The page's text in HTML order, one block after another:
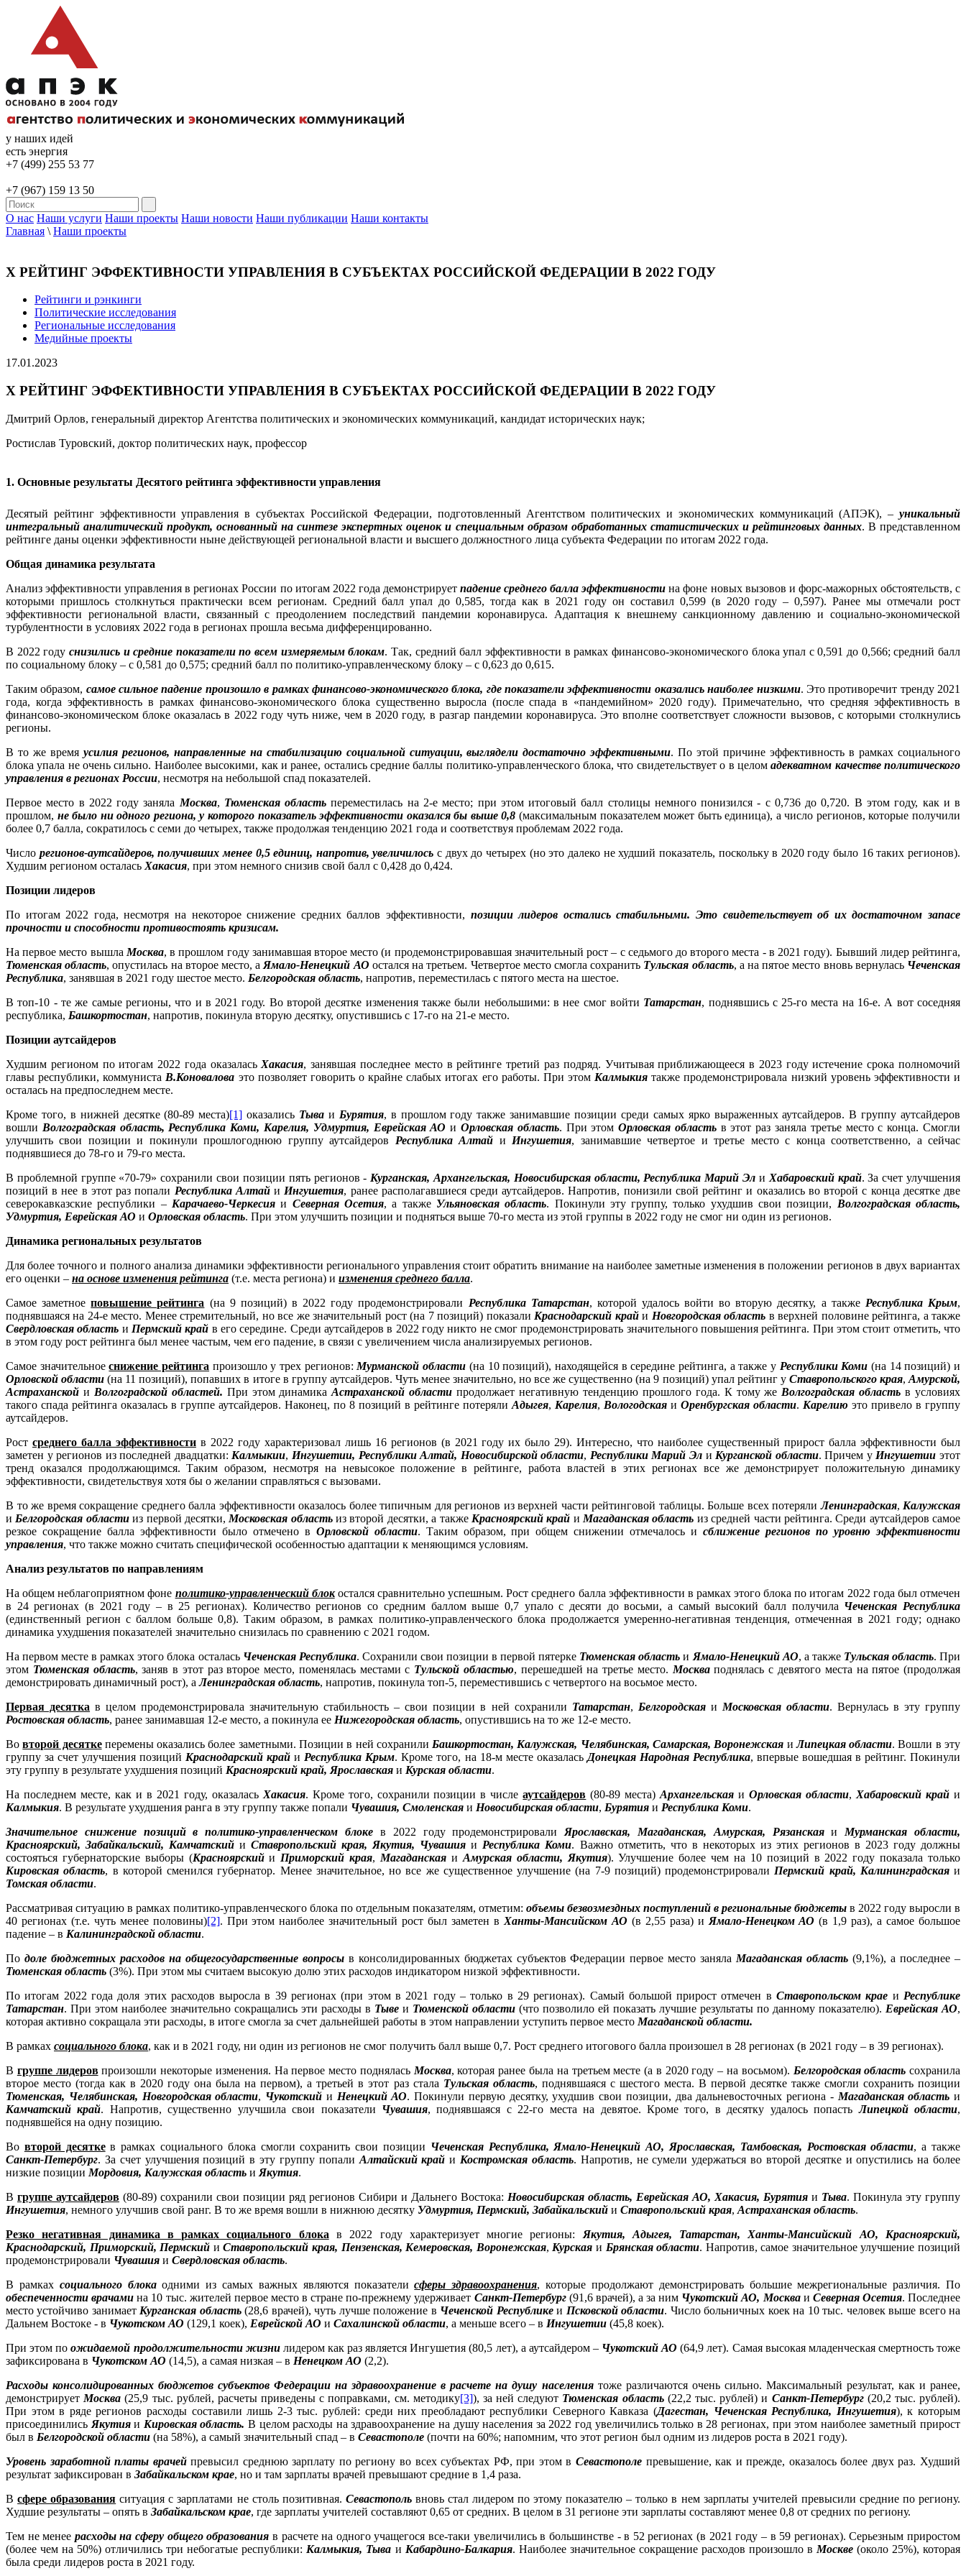
у наших идей
есть энергия
+7 (499) 255 53 77
+7 (967) 159 13 50
О нас Наши услуги Наши проекты Наши новости Наши публикации Наши контакты
Главная \ Наши проекты
Х РЕЙТИНГ ЭФФЕКТИВНОСТИ УПРАВЛЕНИЯ В СУБЪЕКТАХ РОССИЙСКОЙ ФЕДЕРАЦИИ В 2022 ГОДУ
Рейтинги и рэнкинги
Политические исследования
Региональные исследования
Медийные проекты
17.01.2023
Х РЕЙТИНГ ЭФФЕКТИВНОСТИ УПРАВЛЕНИЯ В СУБЪЕКТАХ РОССИЙСКОЙ ФЕДЕРАЦИИ В 2022 ГОДУ
Дмитрий Орлов, генеральный директор Агентства политических и экономических коммуникаций, кандидат исторических наук;
Ростислав Туровский, доктор политических наук, профессор
1. Основные результаты Десятого рейтинга эффективности управления
Десятый рейтинг эффективности управления в субъектах Российской Федерации, подготовленный Агентством политических и экономических коммуникаций (АПЭК), – уникальный
интегральный аналитический продукт, основанный на синтезе экспертных оценок и специальным образом обработанных статистических и рейтинговых данных. В представленном
рейтинге даны оценки эффективности ныне действующей региональной власти и высшего должностного лица субъекта Федерации по итогам 2022 года.
Общая динамика результата
Анализ эффективности управления в регионах России по итогам 2022 года демонстрирует падение среднего балла эффективностина фоне новых вызовов и форс-мажорных обстоятельств, с
которыми пришлось столкнуться практически всем регионам. Средний балл упал до 0,585, тогда как в 2021 году он составил 0,599 (в 2020 году – 0,597). Ранее мы отмечали рост
эффективности региональной власти, связанный с преодолением последствий пандемии коронавируса. Адаптация к внешнему санкционному давлению и социально-экономической
турбулентности в условиях 2022 года в регионах прошла весьма дифференцированно.
В 2022 году снизились и средние показатели по всем измеряемым блокам. Так, средний балл эффективности в рамках финансово-экономического блока упал с 0,591 до 0,566; средний балл
по социальному блоку – с 0,581 до 0,575; средний балл по политико-управленческому блоку – с 0,623 до 0,615.
Таким образом, самое сильное падение произошло в рамках финансово-экономического блока, где показатели эффективности оказались наиболее низкими. Это противоречит тренду 2021
года, когда эффективность в рамках финансово-экономического блока существенно выросла (после спада в «пандемийном» 2020 году). Примечательно, что средняя эффективность в
финансово-экономическом блоке оказалась в 2022 году чуть ниже, чем в 2020 году, в разгар пандемии коронавируса. Это вполне соответствует сложности вызовов, с которыми столкнулись
регионы.
В то же время усилия регионов, направленные на стабилизацию социальной ситуации, выглядели достаточно эффективными. По этой причине эффективность в рамках социального
блока упала не очень сильно. Наиболее высокими, как и ранее, остались средние баллы политико-управленческого блока, что свидетельствует о в целомадекватном качестве политического
управления в регионах России, несмотря на небольшой спад показателей.
Первое место в 2022 году заняла Москва, Тюменская областьпереместилась на 2-е место; при этом итоговый балл столицы немного понизился - с 0,736 до 0,720. В этом году, как и в
прошлом, не было ни одного региона, у которого показатель эффективности оказался бы выше 0,8 (максимальным показателем может быть единица), а число регионов, которые получили
более 0,7 балла, сократилось с семи до четырех, также продолжая тенденцию 2021 года и соответствуя проблемам 2022 года.
Число регионов-аутсайдеров, получивших менее 0,5 единиц, напротив, увеличилось с двух до четырех (но это далеко не худший показатель, поскольку в 2020 году было 16 таких регионов).
Худшим регионом осталась Хакасия, при этом немного снизив свой балл с 0,428 до 0,424.
Позиции лидеров
По итогам 2022 года, несмотря на некоторое снижение средних баллов эффективности, позиции лидеров остались стабильными. Это свидетельствует об их достаточном запасе
прочности и способности противостоять кризисам.
На первое место вышла Москва, в прошлом году занимавшая второе место (и продемонстрировавшая значительный рост – с седьмого до второго места - в 2021 году). Бывший лидер рейтинга,
Тюменская область, опустилась на второе место, а Ямало-Ненецкий АО остался на третьем. Четвертое место смогла сохранить Тульская область, а на пятое место вновь вернулась Чеченская
Республика, занявшая в 2021 году шестое место. Белгородская область, напротив, переместилась с пятого места на шестое.
В топ-10 - те же самые регионы, что и в 2021 году. Во второй десятке изменения также были небольшими: в нее смог войти Татарстан, поднявшись с 25-го места на 16-е. А вот соседняя
республика, Башкортостан, напротив, покинула вторую десятку, опустившись с 17-го на 21-е место.
Позиции аутсайдеров
Худшим регионом по итогам 2022 года оказалась Хакасия, занявшая последнее место в рейтинге третий раз подряд. Учитывая приближающееся в 2023 году истечение срока полномочий
главы республики, коммуниста В.Коновалова это позволяет говорить о крайне слабых итогах его работы. При этом Калмыкия также продемонстрировала низкий уровень эффективности и
осталась на предпоследнем месте.
Кроме того, в нижней десятке (80-89 места)[1] оказались Тыва и Бурятия, в прошлом году также занимавшие позиции среди самых ярко выраженных аутсайдеров. В группу аутсайдеров
вошли Волгоградская область, Республика Коми, Карелия, Удмуртия, Еврейская АО и Орловская область. При этомОрловская областьв этот раз заняла третье место с конца. Смогли
улучшить свои позиции и покинули прошлогоднюю группу аутсайдеров Республика Алтай и Ингушетия, занимавшие четвертое и третье место с конца соответственно, а сейчас
поднявшиеся до 78-го и 79-го места.
В проблемной группе «70-79» сохранили свои позиции пять регионов - Курганская, Архангельская, Новосибирская области, Республика Марий Эл и Хабаровский край. За счет улучшения
позиций в нее в этот раз попали Республика Алтайи Ингушетия, ранее располагавшиеся среди аутсайдеров. Напротив, понизили свой рейтинг и оказались во второй с конца десятке две
северокавказские республики – Карачаево-Черкесияи Северная Осетия, а также Ульяновская область. Покинули эту группу, только ухудшив свои позиции, Волгоградская область,
Удмуртия, Еврейская АО и Орловская область. При этом улучшить позиции и подняться выше 70-го места из этой группы в 2022 году не смог ни один из регионов.
Динамика региональных результатов
Для более точного и полного анализа динамики эффективности регионального управления стоит обратить внимание на наиболее заметные изменения в положении регионов в двух вариантах
его оценки – на основе изменения рейтинга (т.е. места региона) и изменения среднего балла.
Самое заметноеповышение рейтинга (на 9 позиций) в 2022 году продемонстрировали Республика Татарстан, которой удалось войти во вторую десятку, а также Республика Крым,
поднявшаяся на 24-е место. Менее стремительный, но все же значительный рост (на 7 позиций) показали Краснодарский крайи Новгородская область в верхней половине рейтинга, а также
Свердловская область и Пермский край в его середине. Среди аутсайдеров в 2022 году никто не смог продемонстрировать значительного повышения рейтинга. При этом стоит отметить, что
в этом году рост рейтинга был менее частым, чем его падение, в связи с увеличением числа анализируемых регионов.
Самое значительноеснижение рейтинга произошло у трех регионов: Мурманской области (на 10 позиций), находящейся в середине рейтинга, а также у Республики Коми (на 14 позиций) и
Орловской области(на 11 позиций), попавших в итоге в группу аутсайдеров. Чуть менее значительно, но все же существенно (на 9 позиций) упал рейтинг у Ставропольского края,Амурской,
Астраханской и Волгоградской областей. При этом динамикаАстраханской области продолжает негативную тенденцию прошлого года. К тому же Волгоградская область в условиях
такого спада рейтинга оказалась в группе аутсайдеров. Наконец, по 8 позиций в рейтинге потеряли Адыгея, Карелия, Вологодская и Оренбургская области. Карелию это привело в группу
аутсайдеров.
Рост среднего балла эффективностив 2022 году характеризовал лишь 16 регионов (в 2021 году их было 29). Интересно, что наиболее существенный прирост балла эффективности был
заметен у регионов из последней двадцатки: Калмыкии, Ингушетии, Республики Алтай, Новосибирской области, Республики Марий Эл и Курганской области. Причем у Ингушетии этот
тренд оказался продолжающимся. Таким образом, несмотря на невысокое положение в рейтинге, работа властей в этих регионах все же демонстрирует положительную динамику
эффективности, свидетельствуя хотя бы о желании справляться с вызовами.
В то же время сокращение среднего балла эффективности оказалось более типичным для регионов из верхней части рейтинговой таблицы. Больше всех потерялиЛенинградская, Калужская
и Белгородская областииз первой десятки, Московская областьиз второй десятки, а также Красноярский край и Магаданская область из средней части рейтинга. Среди аутсайдеров самое
резкое сокращение балла эффективности было отмечено в Орловской области. Таким образом, при общем снижении отмечалось исближение регионов по уровню эффективности
управления, что также можно считать специфической особенностью адаптации к меняющимся условиям.
Анализ результатов по направлениям
На общем неблагоприятном фоне политико-управленческий блокостался сравнительно успешным. Рост среднего балла эффективности в рамках этого блока по итогам 2022 года был отмечен
в 24 регионах (в 2021 году – в 25 регионах). Количество регионов со средним баллом выше 0,7 упало с десяти до восьми, а самый высокий балл получила Чеченская Республика
(единственный регион с баллом больше 0,8). Таким образом, в рамках политико-управленческого блока продолжается умеренно-негативная тенденция, отмеченная в 2021 году; однако
динамика ухудшения показателей значительно снизилась по сравнению с 2021 годом.
На первом месте в рамках этого блока осталась Чеченская Республика. Сохранили свои позиции в первой пятерке Тюменская область и Ямало-Ненецкий АО, а также Тульская область. При
этом Тюменская область, заняв в этот раз второе место, поменялась местами с Тульской областью, перешедшей на третье место. Москваподнялась с девятого места на пятое (продолжая
демонстрировать динамичный рост), аЛенинградская область, напротив, покинула топ-5, переместившись с четвертого на восьмое место.
Первая десятка в целом продемонстрировала значительную стабильность – свои позиции в ней сохранили Татарстан, Белгородскаяи Московская области. Вернулась в эту группу
Ростовская область, ранее занимавшая 12-е место, а покинула ее Нижегородская область, опустившись на то же 12-е место.
Вовторой десяткеперемены оказались более заметными. Позиции в ней сохранили Башкортостан, Калужская, Челябинская, Самарская, Воронежская и Липецкая области. Вошли в эту
группу за счет улучшения позиций Краснодарский край и Республика Крым. Кроме того, на 18-м месте оказалась Донецкая Народная Республика, впервые вошедшая в рейтинг. Покинули
эту группу в результате ухудшения позиций Красноярский край, Ярославская и Курская области.
На последнем месте, как и в 2021 году, оказалась Хакасия. Кроме того, сохранили позиции в числеаутсайдеров (80-89 места)Архангельскаяи Орловская области, Хабаровский крайи
Калмыкия. В результате ухудшения ранга в эту группу также попали Чувашия, Смоленская и Новосибирская области, Бурятия и Республика Коми.
Значительное снижение позиций в политико-управленческом блоке в 2022 году продемонстрировали Ярославская, Магаданская, Амурская, Рязанскаяи Мурманская области,
Красноярский, Забайкальский, Камчатский иСтавропольский края, Якутия, Чувашия и Республика Коми. Важно отметить, что в некоторых из этих регионов в 2023 году должны
состояться губернаторские выборы (Красноярскийи Приморский края, Магаданская и Амурская области, Якутия). Улучшение более чем на 10 позиций в 2022 году показала только
Кировская область, в которой сменился губернатор. Менее значительное, но все же существенное улучшение (на 7-9 позиций) продемонстрировали Пермский край, Калининградскаяи
Томская области.
Рассматривая ситуацию в рамках политико-управленческого блока по отдельным показателям, отметим: объемы безвозмездных поступлений в региональные бюджеты в 2022 году выросли в
40 регионах (т.е. чуть менее половины)[2]. При этом наиболее значительный рост был заметен в Ханты-Мансийском АО (в 2,55 раза) и Ямало-Ненецком АО (в 1,9 раз), а самое большое
падение – в Калининградской области.
По доле бюджетных расходов на общегосударственные вопросыв консолидированных бюджетах субъектов Федерации первое место заняла Магаданская область (9,1%), а последнее –
Тюменская область (3%). При этом мы считаем высокую долю этих расходов индикатором низкой эффективности.
По итогам 2022 года доля этих расходов выросла в 39 регионах (при этом в 2021 году – только в 29 регионах). Самый большой прирост отмечен вСтавропольском крае и Республике
Татарстан. При этом наиболее значительно сокращались эти расходы в Тыве и Тюменской области (что позволило ей показать лучшие результаты по данному показателю). Еврейская АО,
которая активно сокращала эти расходы, в итоге смогла за счет дальнейшей работы в этом направлении уступить первое место Магаданской области.
В рамках социального блока, как и в 2021 году, ни один из регионов не смог получить балл выше 0,7. Рост среднего итогового балла произошел в 28 регионах (в 2021 году – в 39 регионах).
В группе лидеровпроизошли некоторые изменения. На первое место поднялась Москва, которая ранее была на третьем месте (а в 2020 году – на восьмом). Белгородская область сохранила
второе место (тогда как в 2020 году она была на первом), а третьей в этот раз стала Тульская область, поднявшаяся с шестого места. В первой десятке также смогли сохранить позиции
Тюменская, Челябинская, Новгородская области, Чукотский и Ненецкий АО. Покинули первую десятку, ухудшив свои позиции, два дальневосточных региона - Магаданская область и
Камчатский край. Напротив, существенно улучшила свои показатели Чувашия, поднявшаяся с 22-го места на девятое. Кроме того, в десятку удалось попастьЛипецкой области,
поднявшейся на одну позицию.
Во второй десяткев рамках социального блока смогли сохранить свои позиции Чеченская Республика, Ямало-Ненецкий АО, Ярославская, Тамбовская, Ростовская области, а также
Санкт-Петербург. За счет улучшения позиций в эту группу попали Алтайский край и Костромская область. Напротив, не сумели удержаться во второй десятке и опустились на более
низкие позиции Мордовия, Калужская область и Якутия.
В группе аутсайдеров (80-89) сохранили свои позиции ряд регионов Сибири и Дальнего Востока: Новосибирская область, Еврейская АО, Хакасия, Бурятия и Тыва. Покинула эту группу
Ингушетия, немного улучшив свой ранг. В то же время вошли в нижнюю десятку Удмуртия, Пермский, Забайкальский и Ставропольский края, Астраханская область.
Резко негативная динамика в рамках социального блока в 2022 году характеризует многие регионы: Якутия, Адыгея, Татарстан, Ханты-Мансийский АО, Красноярский,
Краснодарский, Приморский, Пермский иСтавропольский края, Пензенская, Кемеровская, Воронежская, Курская и Брянская области. Напротив, самое значительное улучшение позиций
продемонстрировали Чувашия и Свердловская область.
В рамках социального блокаодними из самых важных являются показателисферы здравоохранения, которые продолжают демонстрировать большие межрегиональные различия. По
обеспеченности врачами на 10 тыс. жителей первое место в стране по-прежнему удерживает Санкт-Петербург(91,6 врачей), а за ним Чукотский АО, Москваи Северная Осетия. Последнее
место устойчиво занимает Курганская область(28,6 врачей), чуть лучше положение в Чеченской Республикеи Псковской области. Число больничных коек на 10 тыс. человек выше всего на
Дальнем Востоке - в Чукотском АО (129,1 коек), Еврейской АО и Сахалинской области, а меньше всего – в Ингушетии (45,8 коек).
При этом поожидаемой продолжительности жизнилидером как раз является Ингушетия (80,5 лет), а аутсайдером – Чукотский АО (64,9 лет). Самая высокая младенческая смертность тоже
зафиксирована в Чукотском АО (14,5), а самая низкая – в Ненецком АО (2,2).
Расходы консолидированных бюджетов субъектов Федерации на здравоохранение в расчете на душу населениятоже различаются очень сильно. Максимальный результат, как и ранее,
демонстрирует Москва (25,9 тыс. рублей, расчеты приведены с поправками, см. методику[3]), за ней следуют Тюменская область(22,2 тыс. рублей) и Санкт-Петербург(20,2 тыс. рублей).
При этом в ряде регионов расходы составили лишь 2-3 тыс. рублей: среди них преобладают республики Северного Кавказа (Дагестан, Чеченская Республика, Ингушетия), к которым
присоединились Якутияи Кировская область.В целом расходы на здравоохранение на душу населения за 2022 год увеличились только в 28 регионах, при этом наиболее заметный прирост
был в Белгородской области (на 58%), а самый значительный спад – в Севастополе (почти на 60%; напомним, что этот регион был одним из лидеров роста в 2021 году).
Уровень заработной платы врачейпревысил среднюю зарплату по региону во всех субъектах РФ, при этом в Севастополепревышение, как и прежде, оказалось более двух раз. Худший
результат зафиксирован в Забайкальском крае, но и там зарплаты врачей превышают средние в 1,4 раза.
Всфере образования ситуация с зарплатами не столь позитивная. Севастопольвновь стал лидером по этому показателю – только в нем зарплаты учителей превысили средние по региону.
Худшие результаты – опять в Забайкальском крае, где зарплаты учителей составляют 0,65 от средних. В целом в 31 регионе эти зарплаты составляют менее 0,8 от средних по региону.
Тем не менее расходы на сферу общего образования в расчете на одного учащегося все-таки увеличились в большинстве - в 52 регионах (в 2021 году – в 59 регионах). Серьезным приростом
(более чем на 50%) отличились три небогатые республики: Калмыкия, Тыва и Кабардино-Балкария. Наиболее значительное сокращение расходов произошло в Москве(около 25%), которая
была среди лидеров роста в 2021 году.